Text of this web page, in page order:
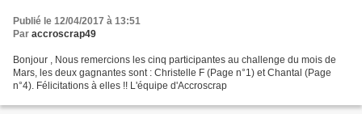
Publié le 12/04/2017 à 13:51
Par accroscrap49
Bonjour , Nous remercions les cinq participantes au challenge du mois de
Mars, les deux gagnantes sont : Christelle F (Page n°1) et Chantal (Page
n°4). Félicitations à elles !! L'équipe d'Accroscrap